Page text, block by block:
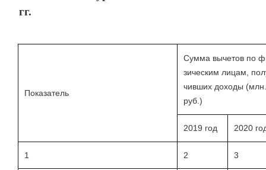
гг.
Показатель
Сумма вычетов по
зическим лицам,
чивших доходы (млн.
руб.)
2019 год 2020
1 2 3